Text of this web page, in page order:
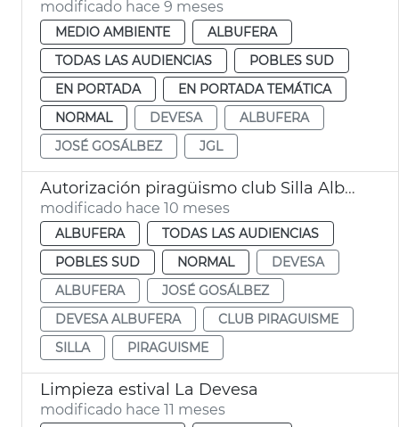
modificado hace 9 meses
MEDIO AMBIENTE
ALBUFERA
TODAS LAS AUDIENCIAS
POBLES SUD
EN PORTADA
EN PORTADA TEMÁTICA
NORMAL
DEVESA
ALBUFERA
JOSÉ GOSÁLBEZ
JGL
Autorización piragüismo club Silla Albufera València
modificado hace 10 meses
ALBUFERA
TODAS LAS AUDIENCIAS
POBLES SUD
NORMAL
DEVESA
ALBUFERA
JOSÉ GOSÁLBEZ
DEVESA ALBUFERA
CLUB PIRAGUISME
SILLA
PIRAGUISME
Limpieza estival La Devesa
modificado hace 11 meses